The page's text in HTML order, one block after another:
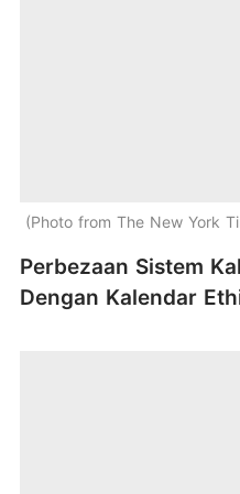
Photo from The New York
Perbezaan Sistem
Dengan Kalendar